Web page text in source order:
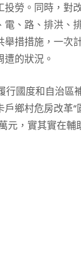
投勞。同時，對
電、路、排洪、
舉措措施，一次
的狀況。
行國度和自治區
鄉村危房改革
元，實其實在